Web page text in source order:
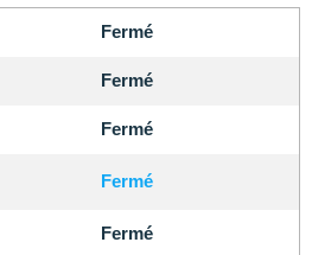
Fermé
Fermé
Fermé
Fermé
Fermé